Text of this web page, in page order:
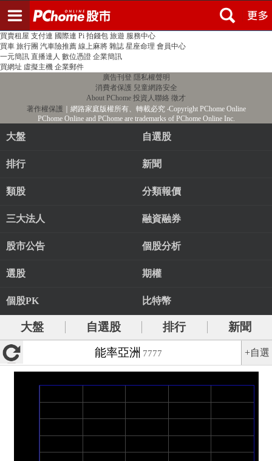
PChome首頁 線上購物 24h購物 書店
買賣租屋 支付連 國際連 Pi 拍錢包 旅遊 服務中心
買車 旅行團 汽車險推薦 線上麻將 雜誌 星座命理 會員中心
一元簡訊 直播達人 數位憑證 企業簡訊
買網址 虛擬主機 企業郵件
廣告刊登 隱私權聲明
消費者保護 兒童網路安全
About PChome 投資人聯絡 徵才
著作權保護 ｜網路家庭版權所有、轉載必究‧Copyright PChome Online
PChome Online and PChome are trademarks of PChome Online Inc.
大盤 自選股
排行 新聞
類股 分類報價
三大法人 融資融券
股市公告 個股分析
選股 期權
個股PK 比特幣
大盤 自選股 排行
新聞
能率亞洲 7777 +自選